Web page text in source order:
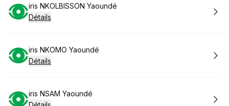
Réserver
iris NKOLBISSON Yaoundé
Détails
Réserver
iris NKOMO Yaoundé
Détails
Réserver
iris NSAM Yaoundé